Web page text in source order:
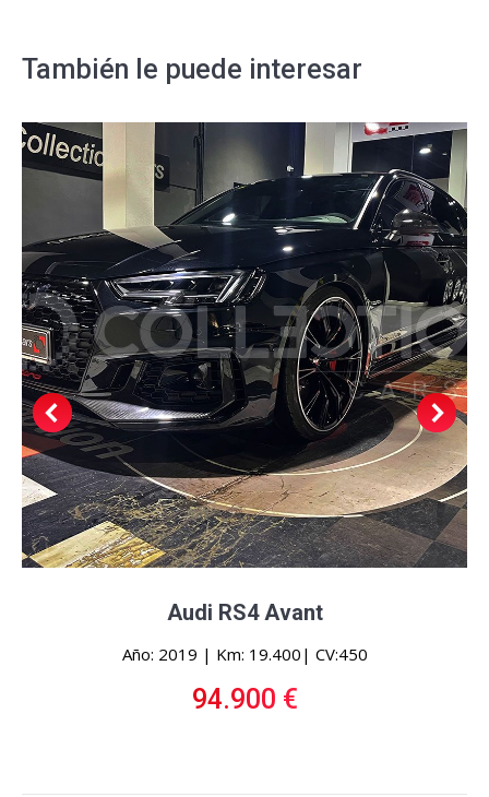
También le puede interesar
Audi RS4 Avant
Año: 2019 | Km: 19.400| CV:450
94.900 €